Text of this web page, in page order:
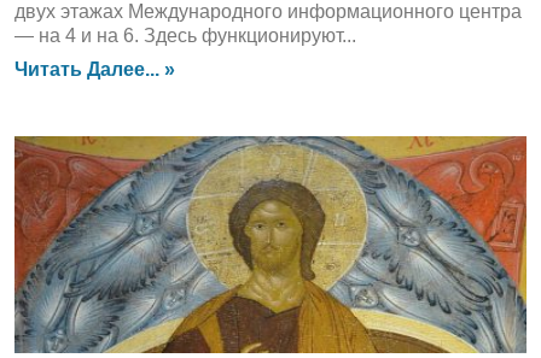
двух этажах Международного информационного центра
— на 4 и на 6. Здесь функционируют...
Читать Далее... »
Вопросы Богословия